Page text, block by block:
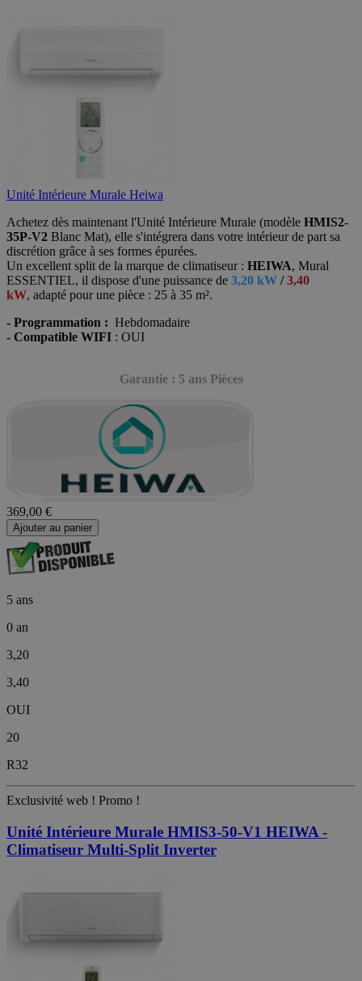
Unité Intérieure Murale Heiwa
Achetez dès maintenant l'Unité Intérieure Murale (modèle HMIS2-
35P-V2 Blanc Mat), elle s'intégrera dans votre intérieur de part sa
discrétion grâce à ses formes épurées.
Un excellent split de la marque de climatiseur : HEIWA, Mural
ESSENTIEL, il dispose d'une puissance de 3,20 kW /3,40
kW, adapté pour une pièce : 25 à 35 m².
- Programmation : Hebdomadaire
- Compatible WIFI : OUI
Garantie : 5 ans Pièces
369,00 €
Ajouter au panier
5 ans
0 an
3,20
3,40
OUI
20
R32
Exclusivité web ! Promo !
Unité Intérieure Murale HMIS3-50-V1 HEIWA -
Climatiseur Multi-Split Inverter